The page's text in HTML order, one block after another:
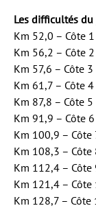
Les difficultés
Km 52,0 – Côte
Km 56,2 – Côte
Km 57,6 – Côte
Km 61,7 – Côte
Km 87,8 – Côte
Km 91,9 – Côte
Km 100,9 – Côte
Km 108,3 – Côte
Km 112,4 –
Km 121,4 – Côte
Km 128,7 – Côte